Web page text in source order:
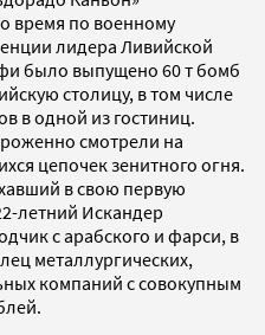
время по военному
лидера Ливийской
было выпущено 60 т бомб
столицу, в том числе
в одной из гостиниц.
смотрели на
цепочек зенитного огня.
в свою первую
летний Искандер
с арабского и фарси, в
металлургических,
компаний с совокупным